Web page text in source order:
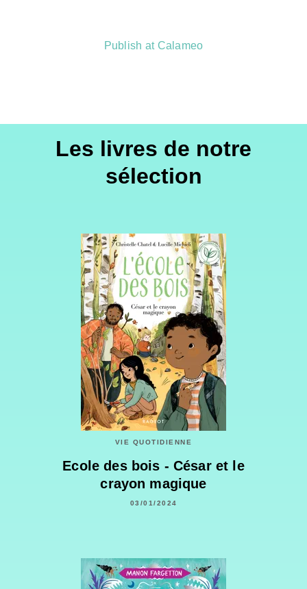
Publish at Calameo
Les livres de notre
sélection
VIE QUOTIDIENNE
Ecole des bois - César et le
crayon magique
03/01/2024